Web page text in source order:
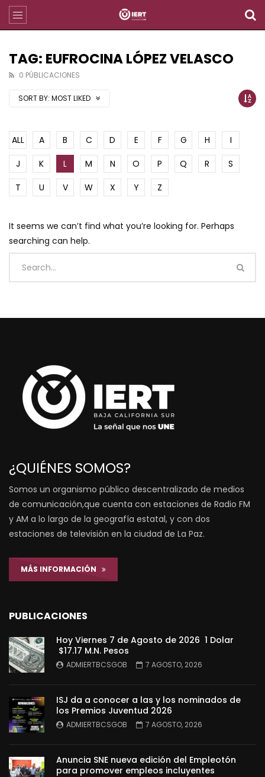
TAG: EUFROCINA LÓPEZ VELASCO
0 PÚBLICACIONES
SORT BY: MOST LIKED
ALL A B C D E F G H
I
J
K L M N O P Q R
S
T
U V W X Y Z
It seems we can’t find what you’re looking for. Perhaps
searching can help.
¿QUIÉNES SOMOS?
Somos un organismo público descentralizado de medios
de comunicación,que cuenta con estaciones de Radio FM
y AM a lo largo de la geografía estatal, y con dos
estaciones de televisión en la ciudad de La Paz.
MÁS INFORMACIÓN
PUBLICACIONES
Hoy Viernes 7 de Agosto de 2026 1 Dolar
$17.17 M.N. Pesos
ADMIERTBCSGOB 7 AGOSTO, 2026
ISJ da a conocer a las y los nominados de
los Premios Juventud 2026
ADMIERTBCSGOB 7 AGOSTO, 2026
Anuncia SNE nueva edición del Empleotón
para promover empleos incluyentes